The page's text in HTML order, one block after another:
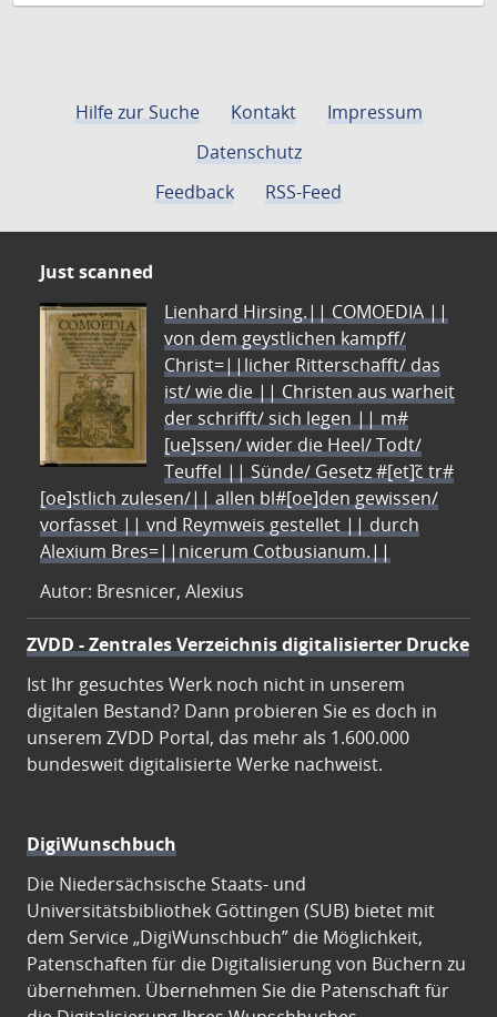
Hilfe zur Suche Kontakt
Impressum
Datenschutz
Feedback
RSS-Feed
Just scanned
Lienhard Hirsing.|| COMOEDIA ||
von dem geystlichen kampff/
Christ=||licher Ritterschafft/ das
ist/ wie die || Christen aus warheit
der schrifft/ sich legen || m#
[ue]ssen/ wider die Heel/ Todt/
Teuffel || Sünde/ Gesetz #[et]c̃ tr#
[oe]stlich zulesen/|| allen bl#[oe]den gewissen/
vorfasset || vnd Reymweis gestellet || durch
Alexium Bres=||nicerum Cotbusianum.||
Autor: Bresnicer, Alexius
ZVDD - Zentrales Verzeichnis digitalisierter Drucke
Ist Ihr gesuchtes Werk noch nicht in unserem
digitalen Bestand? Dann probieren Sie es doch in
unserem ZVDD Portal, das mehr als 1.600.000
bundesweit digitalisierte Werke nachweist.
DigiWunschbuch
Die Niedersächsische Staats- und
Universitätsbibliothek Göttingen (SUB) bietet mit
dem Service „DigiWunschbuch” die Möglichkeit,
Patenschaften für die Digitalisierung von Büchern zu
übernehmen. Übernehmen Sie die Patenschaft für